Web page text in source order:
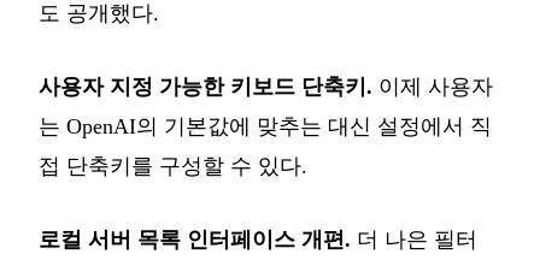
도 공개했다.
사용자 지정 가능한 키보드 단축키. 이제 사용자
는 OpenAI의 기본값에 맞추는 대신 설정에서 직
접 단축키를 구성할 수 있다.
로컬 서버 목록 인터페이스 개편. 더 나은 필터